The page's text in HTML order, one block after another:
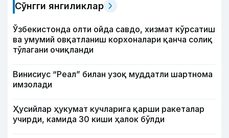
Сўнгги янгиликлар
Ўзбекистонда олти ойда савдо, хизмат кўрсатиш
ва умумий овқатланиш корхоналари қанча солиқ
тўлагани очиқланди
Винисиус “Реал” билан узоқ муддатли шартнома
имзолади
Ҳусийлар ҳукумат кучларига қарши ракеталар
учирди, камида 30 киши ҳалок бўлди